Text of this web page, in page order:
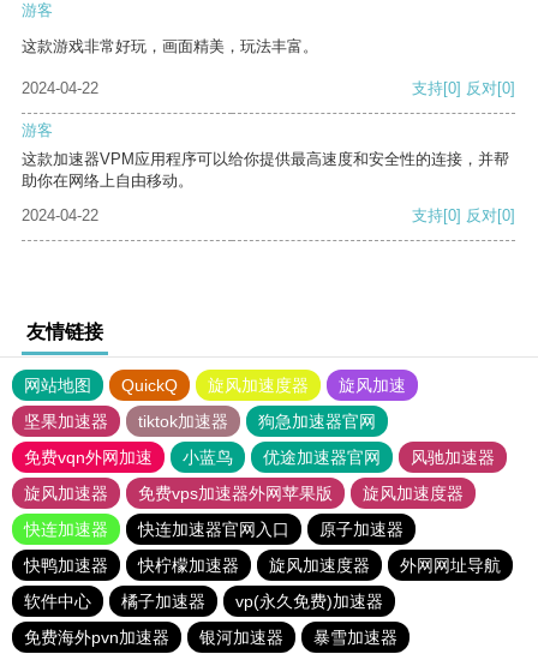
游客
这款游戏非常好玩，画面精美，玩法丰富。
2024-04-22 支持[0] 反对[0]
游客
这款加速器VPM应用程序可以给你提供最高速度和安全性的连接，并帮
助你在网络上自由移动。
2024-04-22
支持[0] 反对[0]
友情链接
网站地图 QuickQ 旋风加速度器
旋风加速
坚果加速器
tiktok加速器
狗急加速器官网
免费vqn外网加速
小蓝鸟 优途加速器官网
风驰加速器
旋风加速器
免费vps加速器外网苹果版
旋风加速度器
快连加速器
快连加速器官网入口
原子加速器
快鸭加速器
快柠檬加速器 旋风加速度器
外网网址导航
软件中心
橘子加速器
vp(永久免费)加速器
免费海外pvn加速器
银河加速器 暴雪加速器